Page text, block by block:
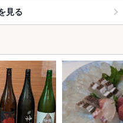
見る